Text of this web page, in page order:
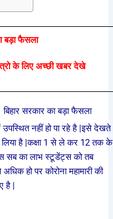
बड़ा फैसला
के लिए अच्छी खबर देखे
बिहार सरकार का बड़ा फैसला
उपस्थित नहीं हो पा रहे है |इसे देखते
लिया है |कक्षा 1 से ले कर 12 तक के
सब का लाभ स्टूडेंट्स को तब
हो पर कोरोना महामारी की
है |